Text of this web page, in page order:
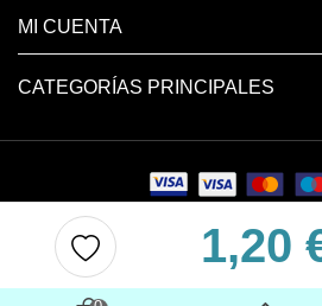
1,20
MI CUENTA
CATEGORÍAS PRINCIPALES
Copyright © 2024